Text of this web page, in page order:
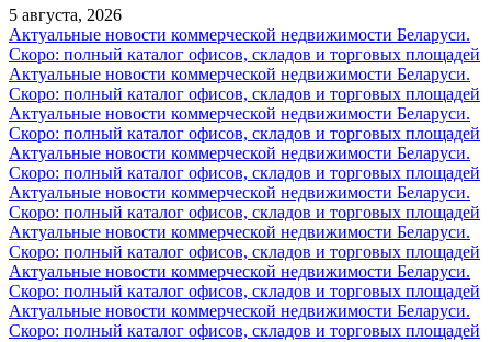
5 августа, 2026
Актуальные новости коммерческой недвижимости Беларуси.
Скоро: полный каталог офисов, складов и торговых площадей
Актуальные новости коммерческой недвижимости Беларуси.
Скоро: полный каталог офисов, складов и торговых площадей
Актуальные новости коммерческой недвижимости Беларуси.
Скоро: полный каталог офисов, складов и торговых площадей
Актуальные новости коммерческой недвижимости Беларуси.
Скоро: полный каталог офисов, складов и торговых площадей
Актуальные новости коммерческой недвижимости Беларуси.
Скоро: полный каталог офисов, складов и торговых площадей
Актуальные новости коммерческой недвижимости Беларуси.
Скоро: полный каталог офисов, складов и торговых площадей
Актуальные новости коммерческой недвижимости Беларуси.
Скоро: полный каталог офисов, складов и торговых площадей
Актуальные новости коммерческой недвижимости Беларуси.
Скоро: полный каталог офисов, складов и торговых площадей